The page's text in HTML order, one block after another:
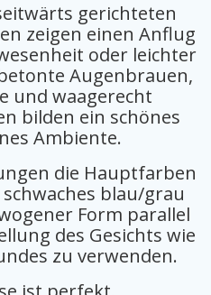
gerichteten
zeigen einen Anflug
oder leichter
Augenbrauen,
und waagerecht
bilden ein schönes
Ambiente.
die Hauptfarben
blau/grau
Form parallel
des Gesichts wie
zu verwenden.